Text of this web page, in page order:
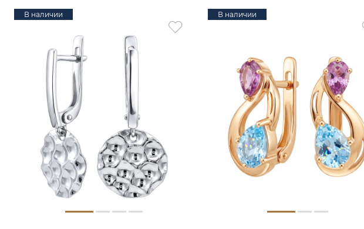
В наличии В наличии